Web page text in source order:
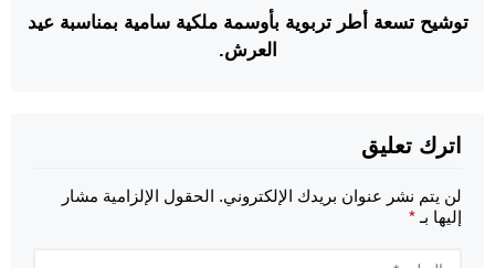
توشيح تسعة أطر تربوية بأوسمة ملكية سامية بمناسبة عيد
العرش.
اترك تعليق
لن يتم نشر عنوان بريدك الإلكتروني. الحقول الإلزامية مشار
إليها بـ *